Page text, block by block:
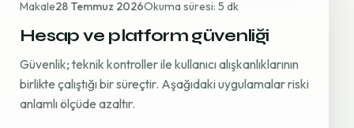
Makale28 Temmuz 2026Okuma süresi: 5 dk
Hesap ve platform güvenliği
Güvenlik; teknik kontroller ile kullanıcı alışkanlıklarının
birlikte çalıştığı bir süreçtir. Aşağıdaki uygulamalar riski
anlamlı ölçüde azaltır.